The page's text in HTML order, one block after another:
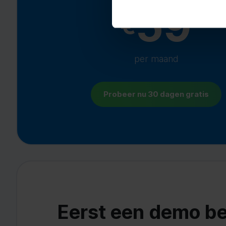
€59
per maand
Probeer nu 30 dagen gratis
Eerst een demo